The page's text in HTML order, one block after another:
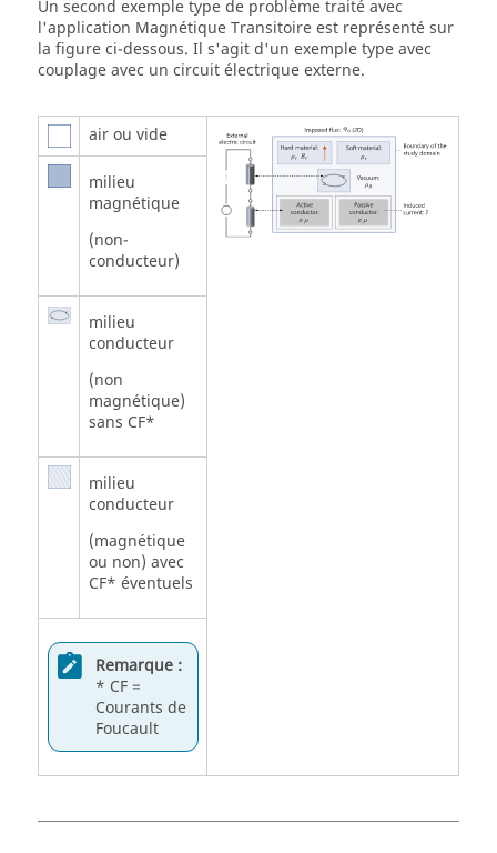
Un second exemple type de problème traité avec
l'application Magnétique Transitoire est représenté sur
la figure ci-dessous. Il s'agit d'un exemple type avec
couplage avec un circuit électrique externe.
air ou vide
milieu
magnétique
(non-
conducteur)
milieu
conducteur
(non
magnétique)
sans CF*
milieu
conducteur
(magnétique
ou non) avec
CF* éventuels
Remarque :
* CF =
Courants de
Foucault